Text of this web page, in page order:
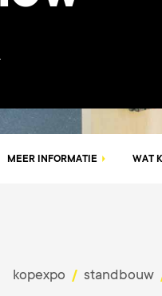
MEER INFORMATIE WAT
kopexpo / standbouw